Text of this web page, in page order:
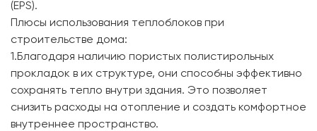
(EPS).
Плюсы использования теплоблоков при
строительстве дома:
1.Благодаря наличию пористых полистирольных
прокладок в их структуре, они способны эффективно
сохранять тепло внутри здания. Это позволяет
снизить расходы на отопление и создать комфортное
внутреннее пространство.